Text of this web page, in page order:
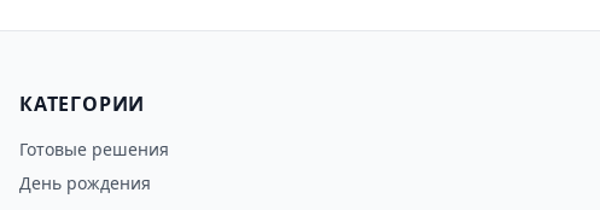
КАТЕГОРИИ
Готовые решения
День рождения